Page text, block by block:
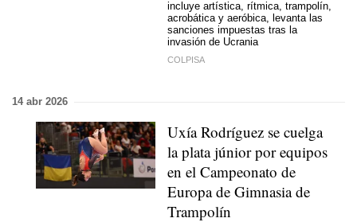
incluye artística, rítmica, trampolín,
acrobática y aeróbica, levanta las
sanciones impuestas tras la
invasión de Ucrania
COLPISA
14 abr 2026
Uxía Rodríguez se cuelga
la plata júnior por equipos
en el Campeonato de
Europa de Gimnasia de
Trampolín